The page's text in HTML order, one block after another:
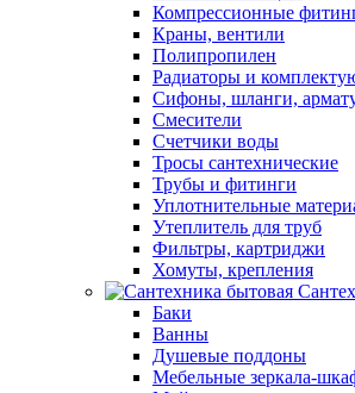
Компрессионные
Краны, вентили
Полипропилен
Радиаторы и
Сифоны, шланги,
Смесители
Счетчики воды
Тросы сантехнические
Трубы и фитинги
Уплотнительные
Утеплитель для труб
Фильтры, картриджи
Хомуты, крепления
Баки
Ванны
Душевые поддоны
Мебельные зеркала-